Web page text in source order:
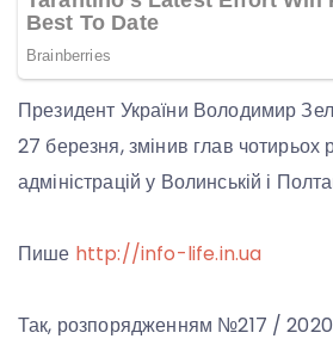
Президент України Володимир
27 березня, змінив глав
адміністрацій у Волинській і
Пише http://info-life.in.ua
Так, розпорядженням №217 /